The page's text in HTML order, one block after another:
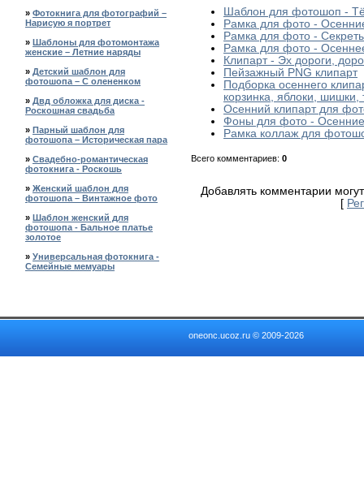
» Фотокнига для фотографий –
Нарисую я портрет
» Шаблоны для фотомонтажа
женские – Летние наряды
» Детский шаблон для
фотошопа – С олененком
» Двд обложка для диска -
Роскошная свадьба
» Парный шаблон для
фотошопа – Историческая пара
» Свадебно-романтическая
фотокнига - Роскошь
» Женский шаблон для
фотошопа – Винтажное фото
» Шаблон женский для
фотошопа - Бальное платье
золотое
» Универсальная фотокнига -
Семейные мемуары
Шаблон для фотошоп -
Рамка для фото -
Рамка для фото -
Рамка для фото -
Клипарт - Эх дороги,
Пейзажный PNG клипарт
Подборка осеннего
корзинка, яблоки, шишки,
Осенний клипарт для
Фоны для фото - Осенние
Рамка коллаж для
Всего комментариев: 0
Добавлять комментарии
[
oneonc.ucoz.ru © 2009-2026